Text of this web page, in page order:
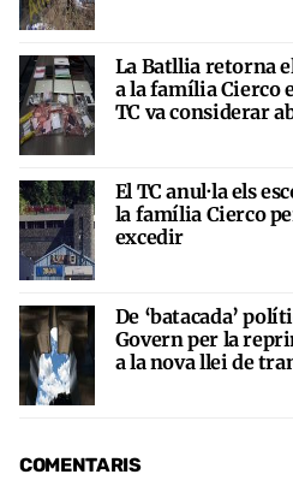
La Batllia retorna
a la família Cierco
TC va considerar
El TC anul·la els
la família Cierco
excedir
De ‘batacada’
Govern per la
a la nova llei de
COMENTARIS